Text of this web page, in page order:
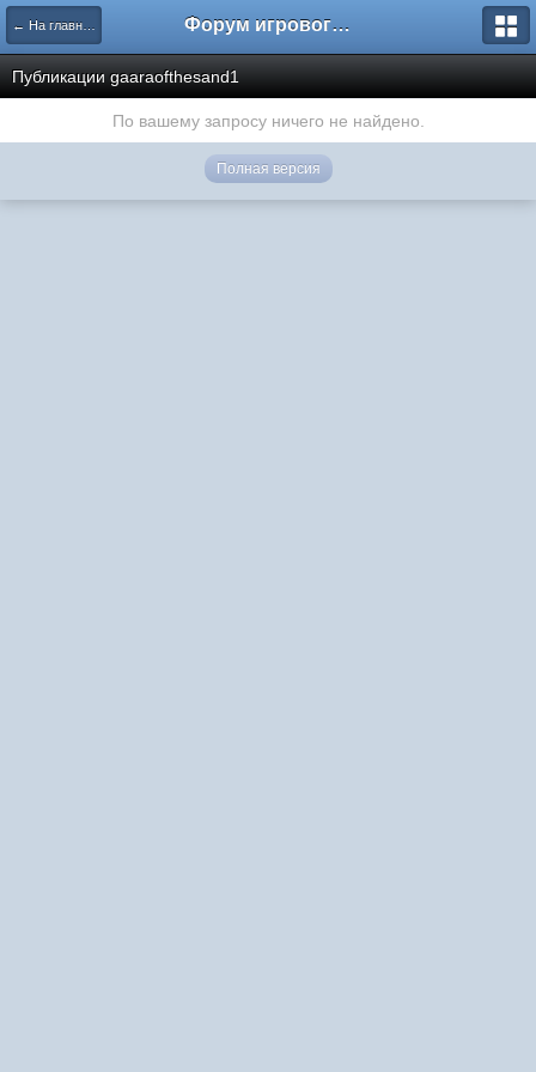
← На главную Форум игрового проекта Riverrise
Публикации gaaraofthesand1
По вашему запросу ничего не найдено.
Полная версия